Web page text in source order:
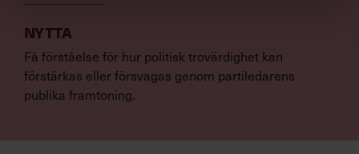
NYTTA
Få förståelse för hur politisk trovärdighet kan
förstärkas eller försvagas genom partiledarens
publika framtoning.